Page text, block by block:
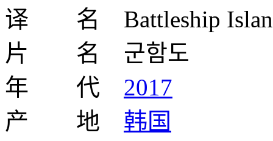
译 名 Battleship
片 名 군함도
年 代 2017
产 地 韩国